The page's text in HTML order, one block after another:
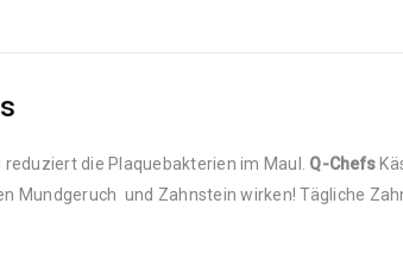
die Plaquebakterien im Maul. Q-Chefs
Mundgeruch und Zahnstein wirken! Tägliche